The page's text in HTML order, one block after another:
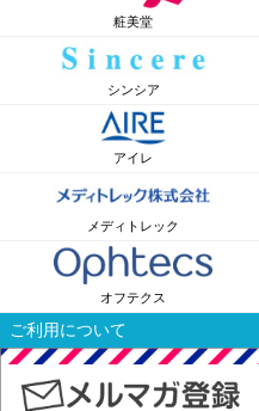
粧美堂
シンシア
アイレ
メディトレック
オフテクス
ご利用について